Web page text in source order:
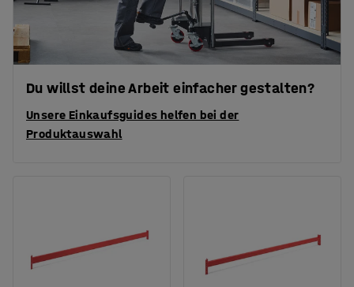
Du willst deine Arbeit einfacher gestalten?
Unsere Einkaufsguides helfen bei der
Produktauswahl